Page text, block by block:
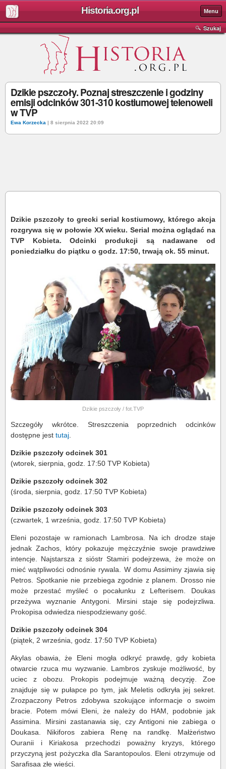
Historia.org.pl Menu
Szukaj
Dzikie pszczoły. Poznaj streszczenie i godziny
emisji odcinków 301-310 kostiumowej telenoweli
w TVP
Ewa Korzecka | 8 sierpnia 2022 20:09
Dzikie pszczoły to grecki serial kostiumowy, którego akcja
rozgrywa się w połowie XX wieku. Serial można oglądać na
TVP Kobieta. Odcinki produkcji są nadawane od
poniedziałku do piątku o godz. 17:50, trwają ok. 55 minut.
Dzikie pszczoły / fot.TVP
Szczegóły wkrótce. Streszczenia poprzednich odcinków
dostępne jest tutaj
Dzikie pszczoły odcinek 301
(wtorek, sierpnia, godz. 17:50 TVP Kobieta)
Dzikie pszczoły odcinek 302
(środa, sierpnia, godz. 17:50 TVP Kobieta)
Dzikie pszczoły odcinek 303
(czwartek, 1 września, godz. 17:50 TVP Kobieta)
Eleni pozostaje w ramionach Lambrosa. Na ich drodze staje
jednak Zachos, który pokazuje mężczyźnie swoje prawdziwe
intencje. Najstarsza z sióstr Stamiri podejrzewa, że może on
mieć wątpliwości odnośnie rywala. W domu Assiminy zjawia się
Petros. Spotkanie nie przebiega zgodnie z planem. Drosso nie
może przestać myśleć o pocałunku z Lefterisem. Doukas
przeżywa wyznanie Antygoni. Mirsini staje się podejrzliwa.
Prokopisa odwiedza niespodziewany gość.
Dzikie pszczoły odcinek 304
(piątek, 2 września, godz. 17:50 TVP Kobieta)
Akylas obawia, że Eleni mogła odkryć prawdę, gdy kobieta
otwarcie rzuca mu wyzwanie. Lambros zyskuje możliwość, by
uciec z obozu. Prokopis podejmuje ważną decyzję. Zoe
znajduje się w pułapce po tym, jak Meletis odkryła jej sekret.
Zrozpaczony Petros zdobywa szokujące informacje o swoim
bracie. Potem mówi Eleni, że należy do HAM, podobnie jak
Assimina. Mirsini zastanawia się, czy Antigoni nie zabiega o
Doukasa. Nikiforos zabiera Renę na randkę. Małżeństwo
Ouranii i Kiriakosa przechodzi poważny kryzys, którego
przyczyną jest pożyczka dla Sarantopoulos. Eleni otrzymuje od
Sarafisaa złe wieści.